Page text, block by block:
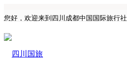
您好，欢迎来到四川成都中国国际旅行社